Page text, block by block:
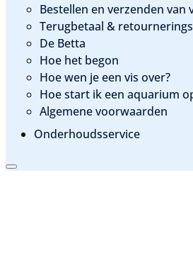
Bestellen en verzenden van
Terugbetaal &
De Betta
Hoe het begon
Hoe wen je een vis over?
Hoe start ik een aquarium
Algemene voorwaarden
Onderhoudsservice